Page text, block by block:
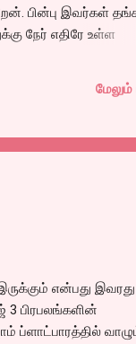
பின்பு இவர்கள்
நேர் எதிரே உள்ள
மேலும்
என்பது இவரது
3 பிரபலங்களின்
ப்ளாட்பாரத்தில்